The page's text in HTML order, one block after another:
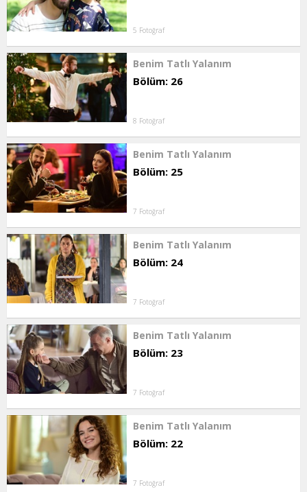
5 Fotoğraf
Benim Tatlı Yalanım
Bölüm: 26
8 Fotoğraf
Benim Tatlı Yalanım
Bölüm: 25
7 Fotoğraf
Benim Tatlı Yalanım
Bölüm: 24
7 Fotoğraf
Benim Tatlı Yalanım
Bölüm: 23
7 Fotoğraf
Benim Tatlı Yalanım
Bölüm: 22
7 Fotoğraf